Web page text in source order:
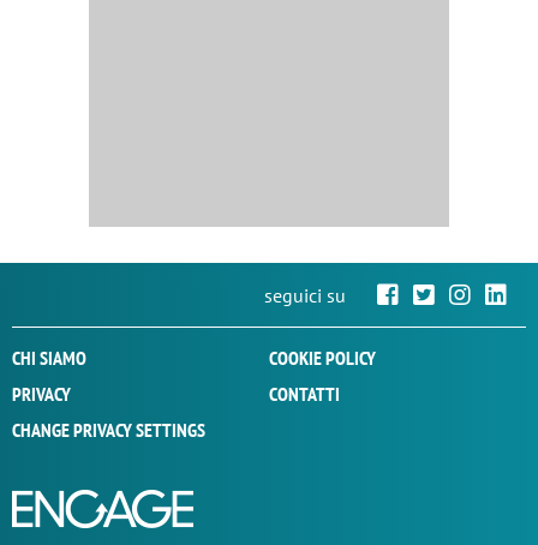
seguici su
CHI SIAMO
COOKIE POLICY
PRIVACY
CONTATTI
CHANGE PRIVACY SETTINGS